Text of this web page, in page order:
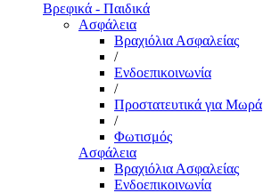
Βρεφικά - Παιδικά
Ασφάλεια
Βραχιόλια Ασφαλείας
/
Ενδοεπικοινωνία
/
Προστατευτικά για Μωρά
/
Φωτισμός
Ασφάλεια
Βραχιόλια Ασφαλείας
Ενδοεπικοινωνία